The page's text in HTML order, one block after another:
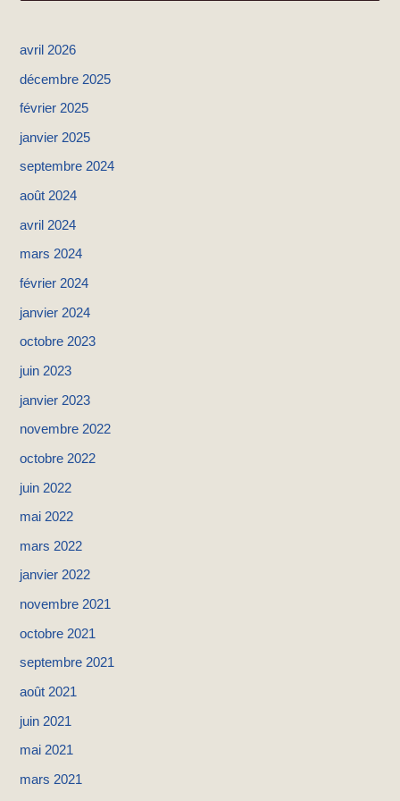
e
r
c
h
e
avril 2026
décembre 2025
février 2025
janvier 2025
septembre 2024
août 2024
avril 2024
mars 2024
février 2024
janvier 2024
octobre 2023
juin 2023
janvier 2023
novembre 2022
octobre 2022
juin 2022
mai 2022
mars 2022
janvier 2022
novembre 2021
octobre 2021
septembre 2021
août 2021
juin 2021
mai 2021
mars 2021